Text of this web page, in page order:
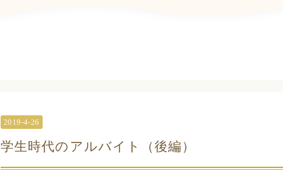
2019-4-26
学生時代のアルバイト（後編）